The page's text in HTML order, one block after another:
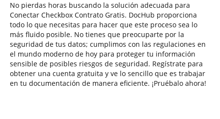
No pierdas horas buscando la solución adecuada para
Conectar Checkbox Contrato Gratis. DocHub proporciona
todo lo que necesitas para hacer que este proceso sea lo
más fluido posible. No tienes que preocuparte por la
seguridad de tus datos; cumplimos con las regulaciones en
el mundo moderno de hoy para proteger tu información
sensible de posibles riesgos de seguridad. Regístrate para
obtener una cuenta gratuita y ve lo sencillo que es trabajar
en tu documentación de manera eficiente. ¡Pruébalo ahora!